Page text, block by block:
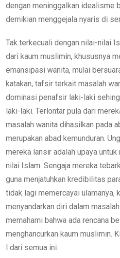
dengan meninggalkan idealisme
demikian menggejala nyaris di
Tak terkecuali dengan nilai-nilai
dari kaum muslimin, khususnya
emansipasi wanita, mulai
katakan, tafsir terkait masalah
dominasi penafsir laki-laki
laki-laki. Terlontar pula dari
masalah wanita dihasilkan pada
merupakan abad kemunduran.
mereka lansir adalah upaya
nilai Islam. Sengaja mereka
guna menjatuhkan kredibilitas
tidak lagi memercayai ulamanya,
menyandarkan diri dalam
memahami bahwa ada rencana
menghancurkan kaum muslimin.
l dari semua ini.